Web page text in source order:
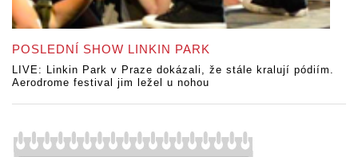
POSLEDNÍ SHOW LINKIN PARK
LIVE: Linkin Park v Praze dokázali, že stále kralují pódiím.
Aerodrome festival jim ležel u nohou